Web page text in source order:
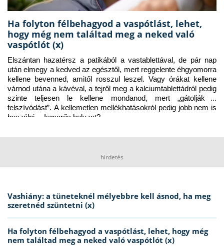
Ha folyton félbehagyod a vaspótlást, lehet,
hogy még nem találtad meg a neked való
vaspótlót (x)
Elszántan hazatérsz a patikából a vastablettával, de pár nap
után elmegy a kedved az egésztől, mert reggelente éhgyomorra
kellene bevenned, amitől rosszul leszel. Vagy órákat kellene
várnod utána a kávéval, a tejről meg a kalciumtablettádról pedig
szinte teljesen le kellene mondanod, mert „gátolják a
felszívódást”. A kellemetlen mellékhatásokról pedig jobb nem is
beszélni… Ismerős helyzet?
hirdetés
Vashiány: a tüneteknél mélyebbre kell ásnod, ha meg
szeretnéd szüntetni (x)
Ha folyton félbehagyod a vaspótlást, lehet, hogy még
nem találtad meg a neked való vaspótlót (x)